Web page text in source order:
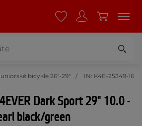
bicykle 26"-29" IN: K4E-25349-16
Dark Sport 29" 10.0 -
black/green